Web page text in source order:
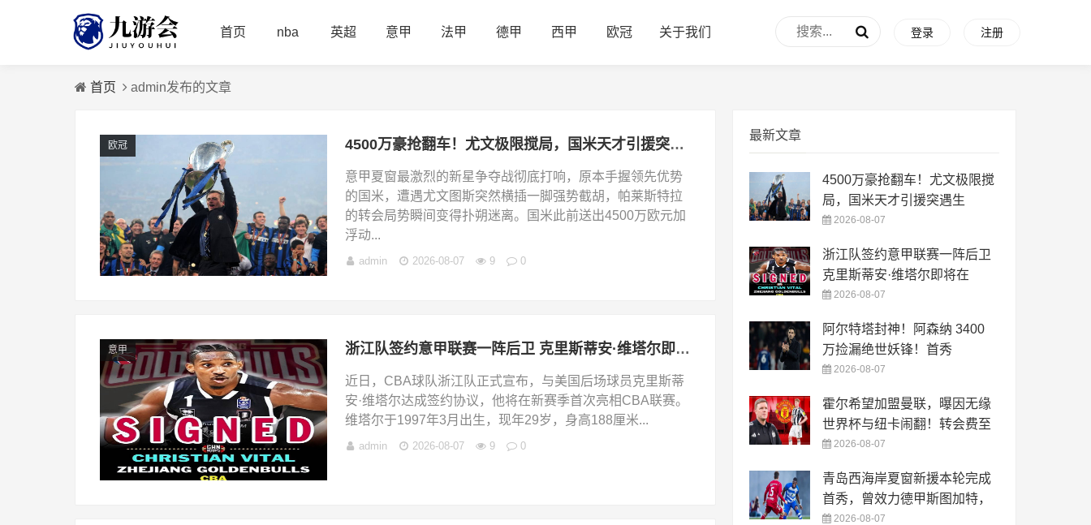
首页 nba 英超 意甲 法甲 德甲 西甲 欧冠 关于我们 注册
登录
首页 admin发布的文章
欧冠 4500万豪抢翻车！尤文极限搅局，国米天才引援突遇生死变数！
意甲夏窗最激烈的新星争夺战彻底打响，原本手握领先优势
的国米，遭遇尤文图斯突然横插一脚强势截胡，帕莱斯特拉
的转会局势瞬间变得扑朔迷离。国米此前送出4500万欧元加
浮动...
admin 2026-08-07 9 0
意甲 浙江队签约意甲联赛一阵后卫 克里斯蒂安·维塔尔即将在CBA登场
近日，CBA球队浙江队正式宣布，与美国后场球员克里斯蒂
安·维塔尔达成签约协议，他将在新赛季首次亮相CBA联赛。
维塔尔于1997年3月出生，现年29岁，身高188厘米...
admin 2026-08-07 9 0
最新文章
4500万豪抢翻车！尤文极限搅
局，国米天才引援突遇生
2026-08-07
浙江队签约意甲联赛一阵后卫
克里斯蒂安·维塔尔即将在
2026-08-07
阿尔特塔封神！阿森纳 3400
万捡漏绝世妖锋！首秀
2026-08-07
霍尔希望加盟曼联，曝因无缘
世界杯与纽卡闹翻！转会费至
2026-08-07
青岛西海岸夏窗新援本轮完成
首秀，曾效力德甲斯图加特，
2026-08-07